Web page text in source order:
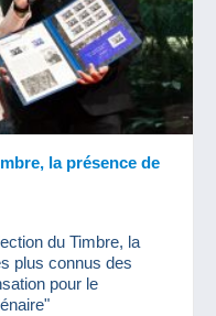
la présence de
du Timbre, la
plus connus des
pour le